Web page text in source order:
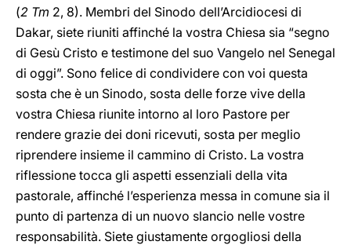
(2 Tm 2, 8). Membri del Sinodo dell’Arcidiocesi di
Dakar, siete riuniti affinché la vostra Chiesa sia “segno
di Gesù Cristo e testimone del suo Vangelo nel Senegal
di oggi”. Sono felice di condividere con voi questa
sosta che è un Sinodo, sosta delle forze vive della
vostra Chiesa riunite intorno al loro Pastore per
rendere grazie dei doni ricevuti, sosta per meglio
riprendere insieme il cammino di Cristo. La vostra
riflessione tocca gli aspetti essenziali della vita
pastorale, affinché l’esperienza messa in comune sia il
punto di partenza di un nuovo slancio nelle vostre
responsabilità. Siete giustamente orgogliosi della